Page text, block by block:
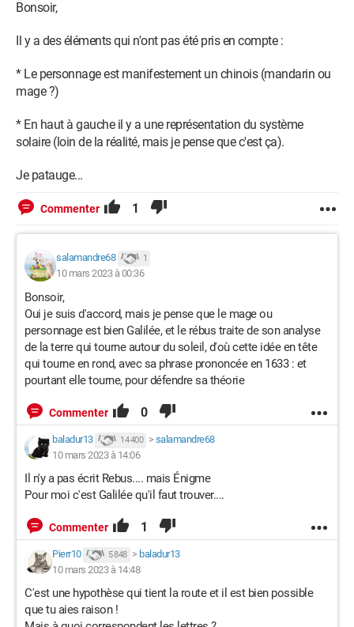
Bonsoir,
Il y a des éléments qui n'ont pas été pris en compte :
* Le personnage est manifestement un chinois (mandarin ou
mage ?)
* En haut à gauche il y a une représentation du système
solaire (loin de la réalité, mais je pense que c'est ça).
Je patauge...
Commenter 1
salamandre68 1
10 mars 2023 à 00:36
Bonsoir,
Oui je suis d'accord, mais je pense que le mage ou
personnage est bien Galilée, et le rébus traite de son analyse
de la terre qui tourne autour du soleil, d'où cette idée en tête
qui tourne en rond, avec sa phrase prononcée en 1633 : et
pourtant elle tourne, pour défendre sa théorie
Commenter 0
baladur13 14 400 > salamandre68
10 mars 2023 à 14:06
Il n'y a pas écrit Rebus.... mais Énigme
Pour moi c'est Galilée qu'il faut trouver....
Commenter 1
Pierr10 5 848 > baladur13
10 mars 2023 à 14:48
C'est une hypothèse qui tient la route et il est bien possible
que tu aies raison !